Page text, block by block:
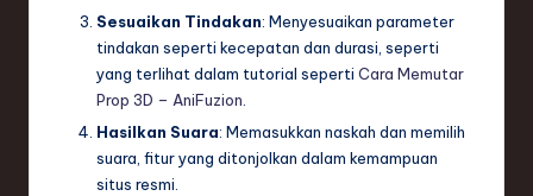
Sesuaikan Tindakan: Menyesuaikan parameter
tindakan seperti kecepatan dan durasi, seperti
yang terlihat dalam tutorial seperti Cara Memutar
Prop 3D – AniFuzion
Hasilkan Suara: Memasukkan naskah dan memilih
suara, fitur yang ditonjolkan dalam kemampuan
situs resmi.